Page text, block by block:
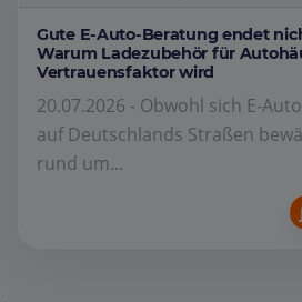
Gute E-Auto-Beratung endet
Warum Ladezubehör für
Vertrauensfaktor wird
20.07.2026 - Obwohl sich E-
auf Deutschlands Straßen
rund um...